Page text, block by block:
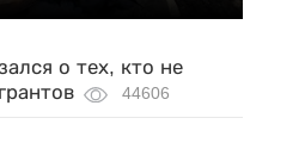
о тех, кто не
44606